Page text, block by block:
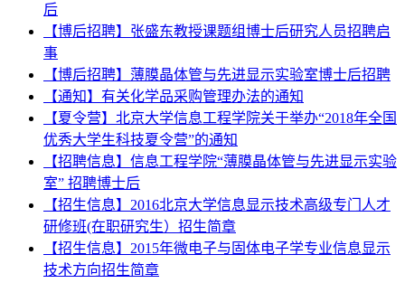
后
【博后招聘】张盛东教授课题组博士后研究人员招聘启
事
【博后招聘】薄膜晶体管与先进显示实验室博士后招聘
【通知】有关化学品采购管理办法的通知
【夏令营】北京大学信息工程学院关于举办“2018年全国
优秀大学生科技夏令营”的通知
【招聘信息】信息工程学院“薄膜晶体管与先进显示实验
室” 招聘博士后
【招生信息】2016北京大学信息显示技术高级专门人才
研修班(在职研究生）招生简章
【招生信息】2015年微电子与固体电子学专业信息显示
技术方向招生简章